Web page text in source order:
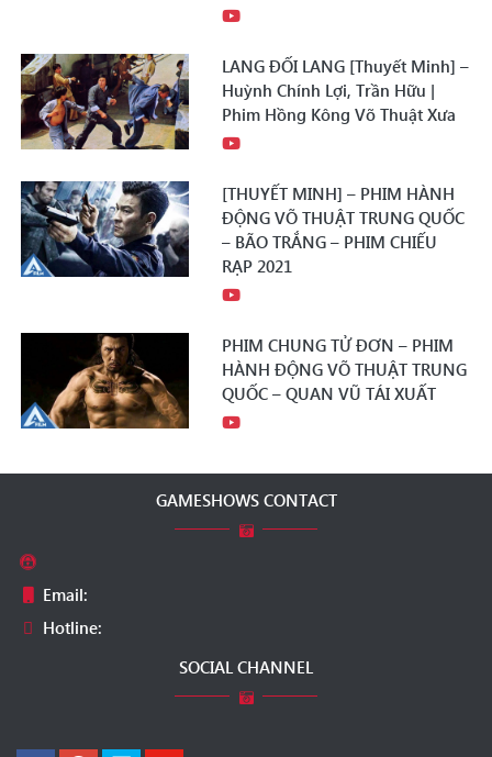
LANG ĐỐI LANG [Thuyết Minh] –
Huỳnh Chính Lợi, Trần Hữu |
Phim Hồng Kông Võ Thuật Xưa
[THUYẾT MINH] – PHIM HÀNH
ĐỘNG VÕ THUẬT TRUNG QUỐC
– BÃO TRẮNG – PHIM CHIẾU
RẠP 2021
PHIM CHUNG TỬ ĐƠN – PHIM
HÀNH ĐỘNG VÕ THUẬT TRUNG
QUỐC – QUAN VŨ TÁI XUẤT
GAMESHOWS CONTACT
Email:
Hotline:
SOCIAL CHANNEL